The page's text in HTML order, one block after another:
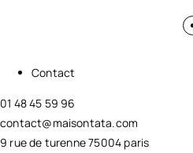
Contact
01 48 45 59 96
contact@maisontata.com
9 rue de turenne 75004 paris